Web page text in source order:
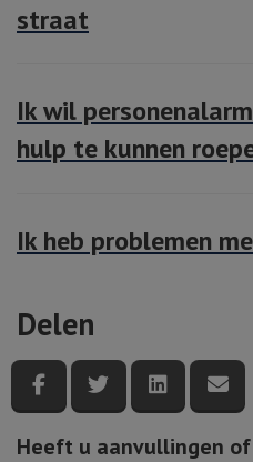
straat
Ik wil
hulp te kunnen
Ik heb problemen
Delen
Deel deze pagina via
Deel deze
Deel
Heeft u aanvullingen